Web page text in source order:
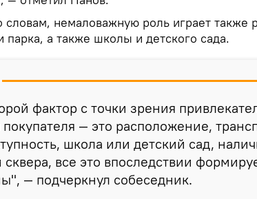
словам, немаловажную роль играет также
парка, а также школы и детского сада.
фактор с точки зрения
покупателя — это расположение,
школа или детский сад,
сквера, все это впоследствии
— подчеркнул собеседник.